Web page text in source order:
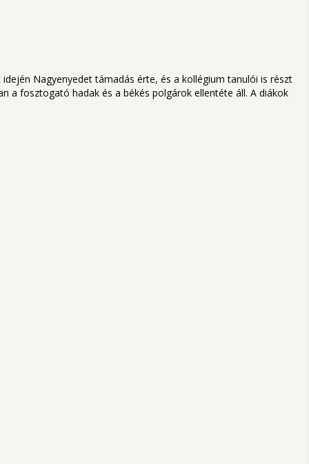
Nagyenyedet támadás érte, és a kollégium tanulói is részt
a fosztogató hadak és a békés polgárok ellentéte áll. A diákok